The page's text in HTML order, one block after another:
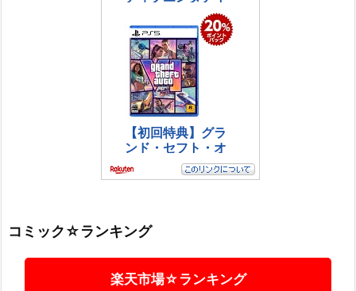
コミック☆ランキング
楽天市場☆ランキング